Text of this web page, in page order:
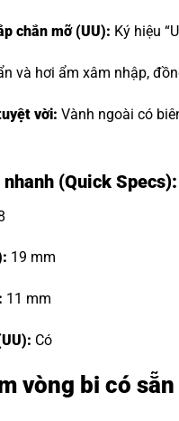
chắn mỡ (UU): Ký hiệu
và hơi ẩm xâm nhập,
vời: Vành ngoài có
(Quick
19 mm
11 mm
Có
vòng bi có